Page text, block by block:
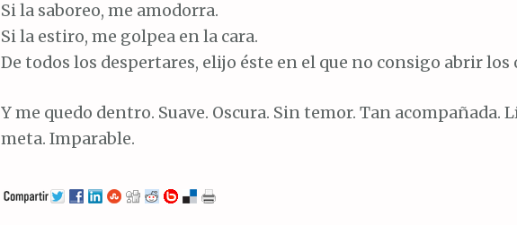
Si la saboreo, me amodorra.
Si la estiro, me golpea en la cara.
De todos los despertares, elijo éste en el que no consigo abrir los
Y me quedo dentro. Suave. Oscura. Sin temor. Tan acompañada.
meta. Imparable.